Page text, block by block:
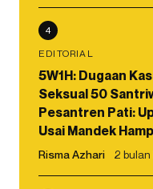
4
EDITORIAL
5W1H: Dugaan
Seksual 50
Pesantren Pati:
Usai Mandek
Risma Azhari 2 bulan